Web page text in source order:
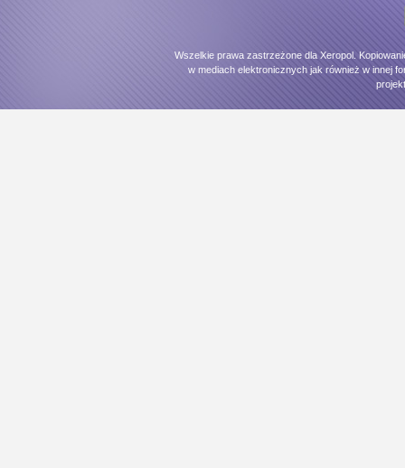
Wszelkie prawa zastrzeżone dla Xeropol.
w mediach elektronicznych jak również w innej